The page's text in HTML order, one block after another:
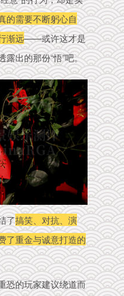
的需要不断躬心自
渐远——或许这才是
露出的那份“悟”吧。
了搞笑、对抗、演
了重金与诚意打造的
恐的玩家建议绕道而